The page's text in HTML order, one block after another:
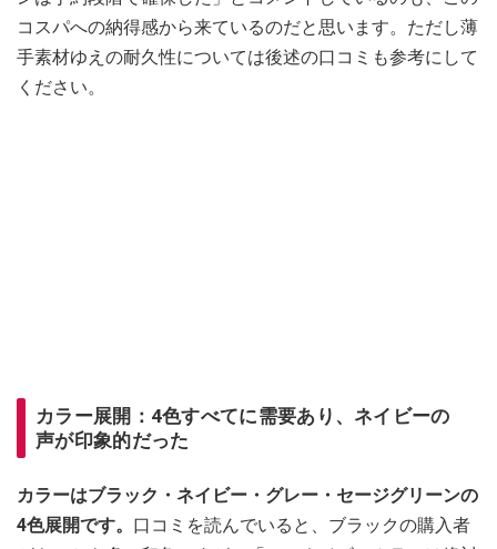
コスパへの納得感から来ているのだと思います。ただし薄
手素材ゆえの耐久性については後述の口コミも参考にして
ください。
カラー展開：4色すべてに需要あり、ネイビーの
声が印象的だった
カラーはブラック・ネイビー・グレー・セージグリーンの
4色展開です。 口コミを読んでいると、ブラックの購入者